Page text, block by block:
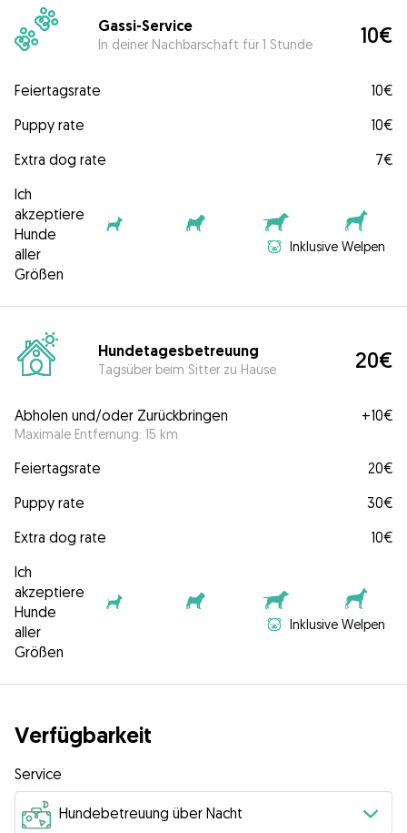
Gassi-Service
In deiner Nachbarschaft für 1 Stunde 10€
Feiertagsrate
10€
Puppy rate
10€
Extra dog rate
7€
Ich
akzeptiere
Hunde
aller
Größen
Inklusive Welpen
Hundetagesbetreuung
Tagsüber beim Sitter zu Hause 20€
Abholen und/oder Zurückbringen
Maximale Entfernung: 15 km
+10€
Feiertagsrate
20€
Puppy rate
30€
Extra dog rate
10€
Ich
akzeptiere
Hunde
aller
Größen
Inklusive Welpen
Verfügbarkeit
Service